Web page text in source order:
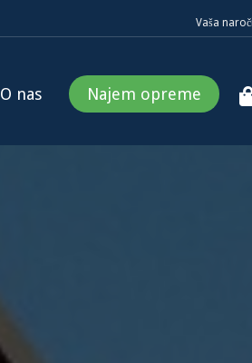
Vaša
O nas Najem opreme